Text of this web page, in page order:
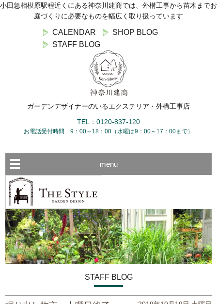
小田急相模原駅程近くにある神奈川建商では、外構工事から苗木までお
庭づくりに必要なものを幅広く取り扱っています
CALENDAR
SHOP BLOG
STAFF BLOG
ガーデンデザイナーのいるエクステリア・外構工事店
TEL：0120-837-120
お電話受付時間 9：00～18：00（水曜は9：00～17：00まで）
menu
STAFF BLOG